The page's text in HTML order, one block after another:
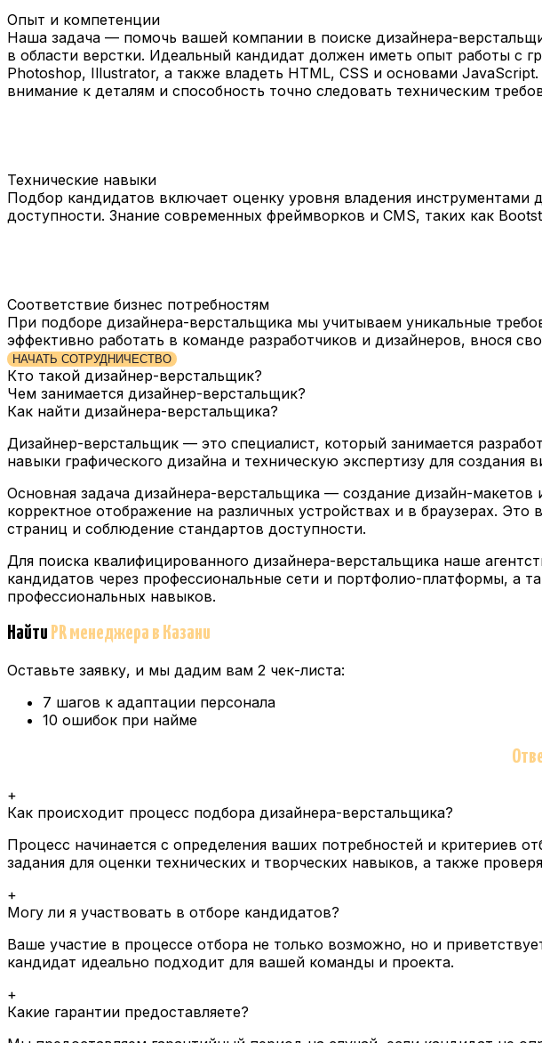
Опыт и компетенции
Наша задача — помочь вашей компании в поиске дизайнера-
в области верстки. Идеальный кандидат должен иметь опыт работы с
Photoshop, Illustrator, а также владеть HTML, CSS и основами
внимание к деталям и способность точно следовать техническим
Технические навыки
Подбор кандидатов включает оценку уровня владения инструментами
доступности. Знание современных фреймворков и CMS, таких как
Соответствие бизнес потребностям
При подборе дизайнера-верстальщика мы учитываем уникальные
эффективно работать в команде разработчиков и дизайнеров, внося
НАЧАТЬ СОТРУДНИЧЕСТВО
Кто такой дизайнер-верстальщик?
Чем занимается дизайнер-верстальщик?
Как найти дизайнера-верстальщика?
Дизайнер-верстальщик — это специалист, который занимается
навыки графического дизайна и техническую экспертизу для создания
Основная задача дизайнера-верстальщика — создание дизайн-
корректное отображение на различных устройствах и в браузерах.
страниц и соблюдение стандартов доступности.
Для поиска квалифицированного дизайнера-верстальщика наше
кандидатов через профессиональные сети и портфолио-платформы, а
профессиональных навыков.
Найти PR менеджера в Казани
Оставьте заявку, и мы дадим вам 2 чек-листа:
7 шагов к адаптации персонала
10 ошибок при найме
+
Как происходит процесс подбора дизайнера-верстальщика?
Процесс начинается с определения ваших потребностей и критериев
задания для оценки технических и творческих навыков, а также
+
Могу ли я участвовать в отборе кандидатов?
Ваше участие в процессе отбора не только возможно, но и
кандидат идеально подходит для вашей команды и проекта.
+
Какие гарантии предоставляете?